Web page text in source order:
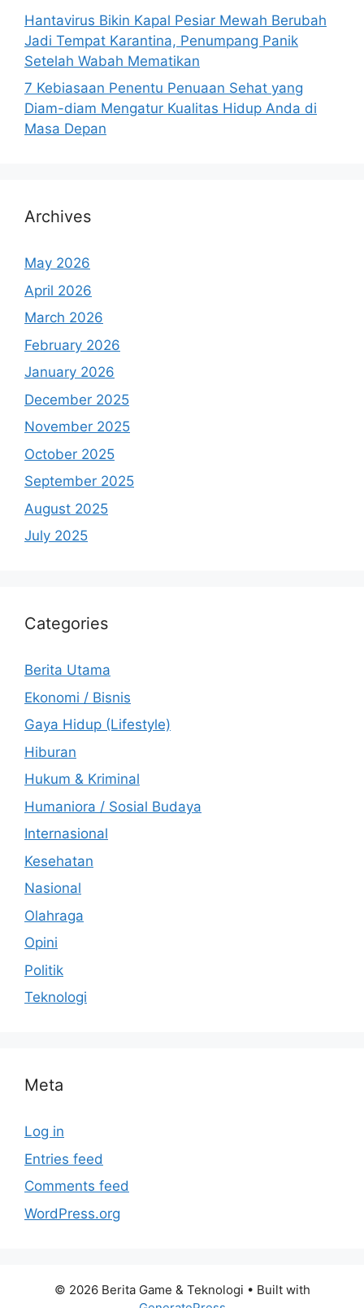
Hantavirus Bikin Kapal Pesiar Mewah Berubah
Jadi Tempat Karantina, Penumpang Panik
Setelah Wabah Mematikan
7 Kebiasaan Penentu Penuaan Sehat yang
Diam-diam Mengatur Kualitas Hidup Anda di
Masa Depan
Archives
May 2026
April 2026
March 2026
February 2026
January 2026
December 2025
November 2025
October 2025
September 2025
August 2025
July 2025
Categories
Berita Utama
Ekonomi / Bisnis
Gaya Hidup (Lifestyle)
Hiburan
Hukum & Kriminal
Humaniora / Sosial Budaya
Internasional
Kesehatan
Nasional
Olahraga
Opini
Politik
Teknologi
Meta
Log in
Entries feed
Comments feed
WordPress.org
© 2026 Berita Game & Teknologi • Built with